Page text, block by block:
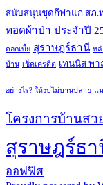
สนับสนุนชุดกีฬาแก่ สภ.
ทอดผ้าป่า ประจำปี
ดอกเบี้ย สุราษฎร์ธานี หลั
บ้าน เช็คเครดิต เทนนิส พ
อย่างไร? ให้งบไม่บานปลาย แ
โครงการบ้านสว
สุราษฎร์ธ
ออฟฟิศ